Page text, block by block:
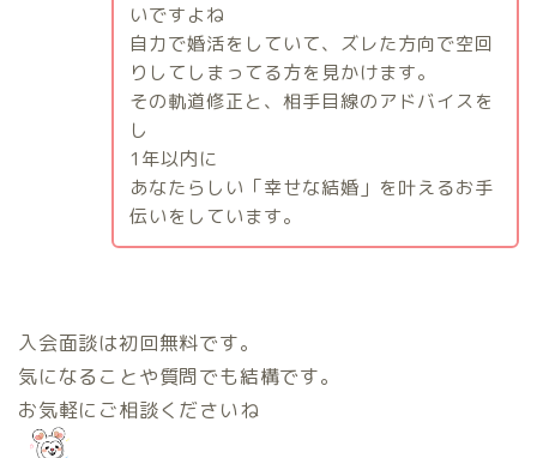
いですよね
自力で婚活をしていて、ズレた方向で空回
りしてしまってる方を見かけます。
その軌道修正と、相手目線のアドバイスを
し
1 年以内に
あなたらしい「幸せな結婚」を叶えるお手
伝いをしています。
入会面談は初回無料です。
気になることや質問でも結構です。
お気軽にご相談くださいね